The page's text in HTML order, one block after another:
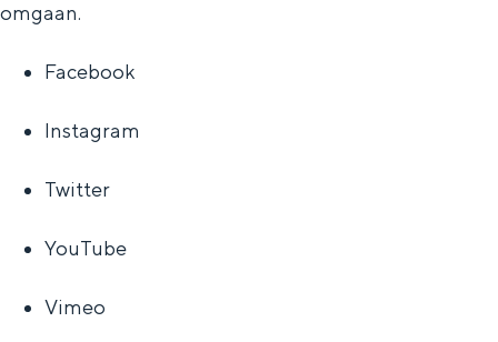
omgaan.
Facebook
Instagram
Twitter
YouTube
Vimeo